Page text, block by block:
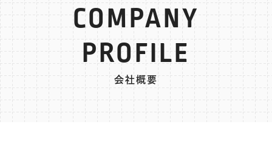
COMPANY
PROFILE
会社概要